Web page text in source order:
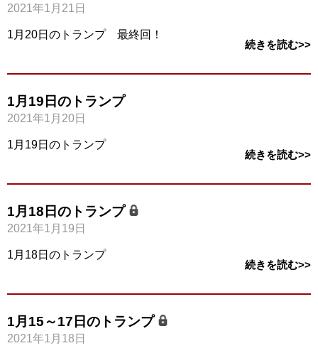
2021年1月21日
1月20日のトランプ 最終回！
続きを読む>>
1月19日のトランプ
2021年1月20日
1月19日のトランプ
続きを読む>>
1月18日のトランプ
2021年1月19日
1月18日のトランプ
続きを読む>>
1月15～17日のトランプ
2021年1月18日